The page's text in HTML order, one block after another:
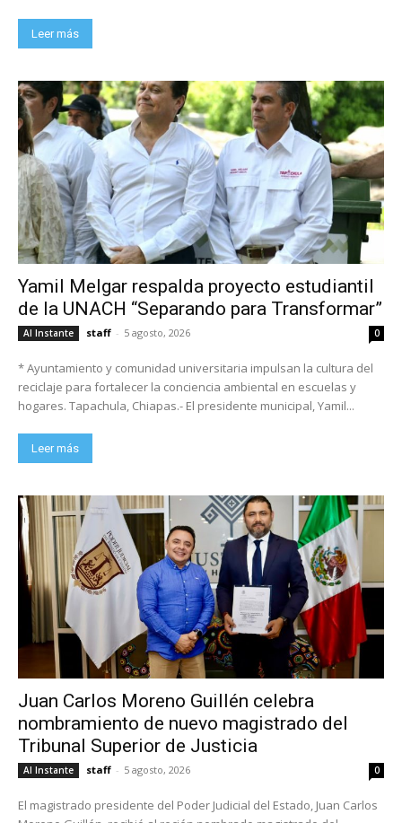
Leer más
Yamil Melgar respalda proyecto estudiantil
de la UNACH “Separando para Transformar”
Al Instante staff - 5 agosto, 2026 0
* Ayuntamiento y comunidad universitaria impulsan la cultura del
reciclaje para fortalecer la conciencia ambiental en escuelas y
hogares. Tapachula, Chiapas.- El presidente municipal, Yamil...
Leer más
Juan Carlos Moreno Guillén celebra
nombramiento de nuevo magistrado del
Tribunal Superior de Justicia
Al Instante staff - 5 agosto, 2026 0
El magistrado presidente del Poder Judicial del Estado, Juan Carlos